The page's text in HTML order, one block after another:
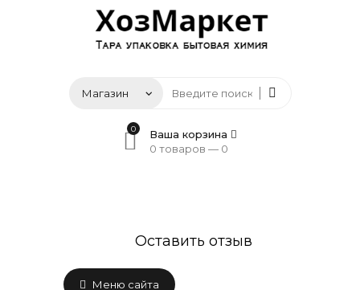
0
Ваша корзина
0 товаров — 0
Оставить отзыв
Меню сайта